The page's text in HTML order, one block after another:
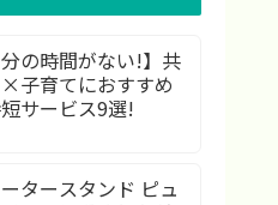
分の時間がない!】共
子育てにおすすめ
サービス9選!
タースタンド ピュ